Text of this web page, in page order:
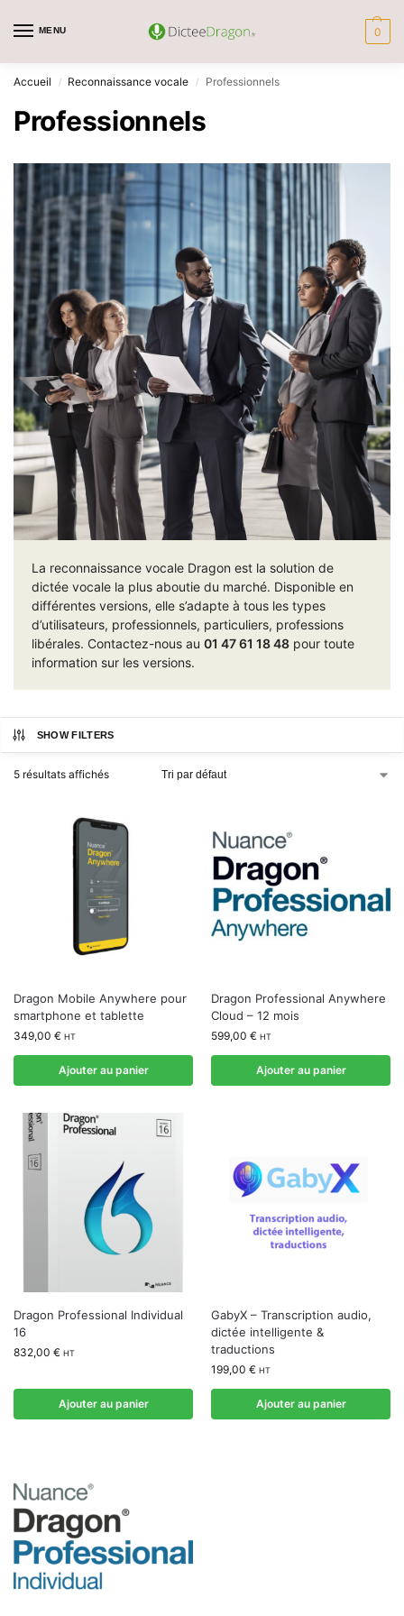
MENU 0
Accueil / Reconnaissance vocale / Professionnels
Professionnels
La reconnaissance vocale Dragon est la solution de
dictée vocale la plus aboutie du marché. Disponible en
différentes versions, elle s’adapte à tous les types
d’utilisateurs, professionnels, particuliers, professions
libérales. Contactez-nous au 01 47 61 18 48 pour toute
information sur les versions.
SHOW FILTERS
5 résultats affichés
Dragon Mobile Anywhere pour
smartphone et tablette
349,00 € HT
Ajouter au panier
Dragon Professional Anywhere
Cloud – 12 mois
599,00 € HT
Ajouter au panier
Dragon Professional Individual
16
832,00 € HT
Ajouter au panier
GabyX – Transcription audio,
dictée intelligente &
traductions
199,00 € HT
Ajouter au panier